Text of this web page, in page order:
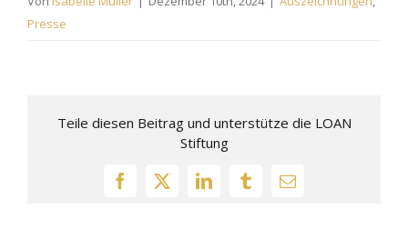
Presse
Teile diesen Beitrag und unterstütze die LOAN
Stiftung